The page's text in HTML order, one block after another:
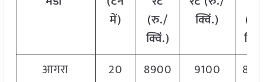
में)
(रु./
क्विं.)
क्विं.)
(
आगरा
20 8900 9100